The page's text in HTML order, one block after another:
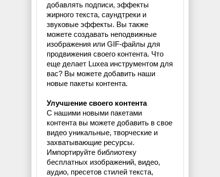
добавлять подписи, эффекты
жирного текста, саундтреки и
звуковые эффекты. Вы также
можете создавать неподвижные
изображения или GIF-файлы для
продвижения своего контента. Что
еще делает Luxea инструментом для
вас? Вы можете добавить наши
новые пакеты контента.
Улучшение своего контента
С нашими новыми пакетами
контента вы можете добавить в свое
видео уникальные, творческие и
захватывающие ресурсы.
Импортируйте библиотеку
бесплатных изображений, видео,
аудио, пресетов стилей текста,